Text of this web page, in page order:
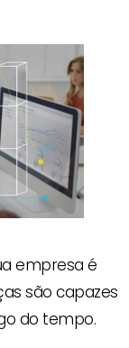
empresa é
são capazes
do tempo.